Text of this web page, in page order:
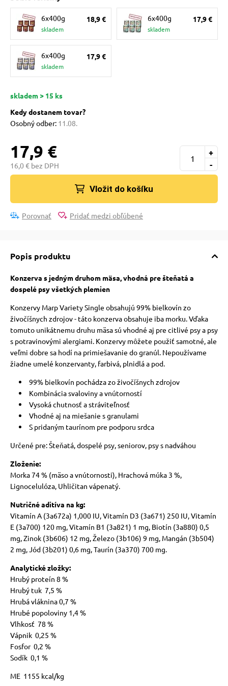
mačky
mačky
podložky
poukazy
6x400g
skladem
18,9 € 6x400g
skladem
17,9 €
6x400g
skladem
17,9 €
skladem > 15 ks
Kedy dostanem tovar?
Osobný odber: 11.08.
17,9 €
16,0 € bez DPH -
+
Vložit do košíku
Porovnať Pridať medzi obľúbené
Popis produktu
Konzerva s jedným druhom mäsa, vhodná pre šteňatá a
dospelé psy všetkých plemien
Konzervy Marp Variety Single obsahujú 99% bielkovín zo
živočíšnych zdrojov - táto konzerva obsahuje iba morku. Vďaka
tomuto unikátnemu druhu mäsa sú vhodné aj pre citlivé psy a psy
s potravinovými alergiami. Konzervy môžete použiť samotné, ale
veľmi dobre sa hodí na primiešavanie do granúl. Nepoužívame
žiadne umelé konzervanty, farbivá, plnidlá a pod.
99% bielkovín pochádza zo živočíšnych zdrojov
Kombinácia svaloviny a vnútorností
Vysoká chutnosť a stráviteľnosť
Vhodné aj na miešanie s granulami
S pridaným taurínom pre podporu srdca
Určené pre: Šteňatá, dospelé psy, seniorov, psy s nadváhou
Zloženie:
Morka 74 % (mäso a vnútornosti), Hrachová múka 3 %,
Lignocelulóza, Uhličitan vápenatý.
Nutričné aditíva na kg:
Vitamín A (3a672a) 1,000 IU, Vitamín D3 (3a671) 250 IU, Vitamín
E (3a700) 120 mg, Vitamín B1 (3a821) 1 mg, Biotín (3a880) 0,5
mg, Zinok (3b606) 12 mg, Železo (3b106) 9 mg, Mangán (3b504)
2 mg, Jód (3b201) 0,6 mg, Taurín (3a370) 700 mg.
Analytické zložky:
Hrubý proteín 8 %
Hrubý tuk 7,5 %
Hrubá vláknina 0,7 %
Hrubé popoloviny 1,4 %
Vlhkosť 78 %
Vápnik 0,25 %
Fosfor 0,2 %
Sodík 0,1 %
ME 1155 kcal/kg